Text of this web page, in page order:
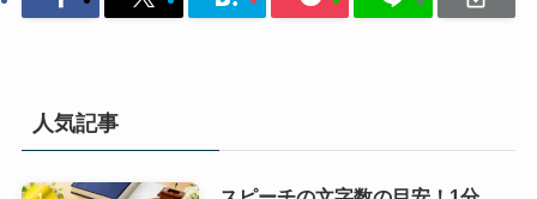
人気記事